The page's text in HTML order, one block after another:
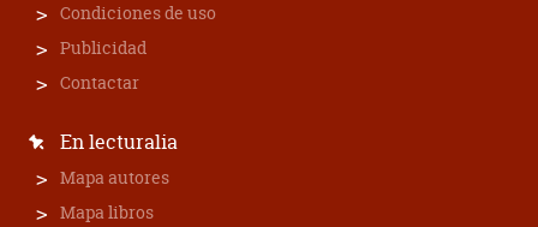
Condiciones de uso
Publicidad
Contactar
En lecturalia
Mapa autores
Mapa libros